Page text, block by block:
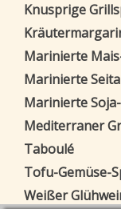
Knusprige
Marinierte
Marinierte
Marinierte
Mediterraner
Taboulé
Tofu-Gemüse-
Weißer